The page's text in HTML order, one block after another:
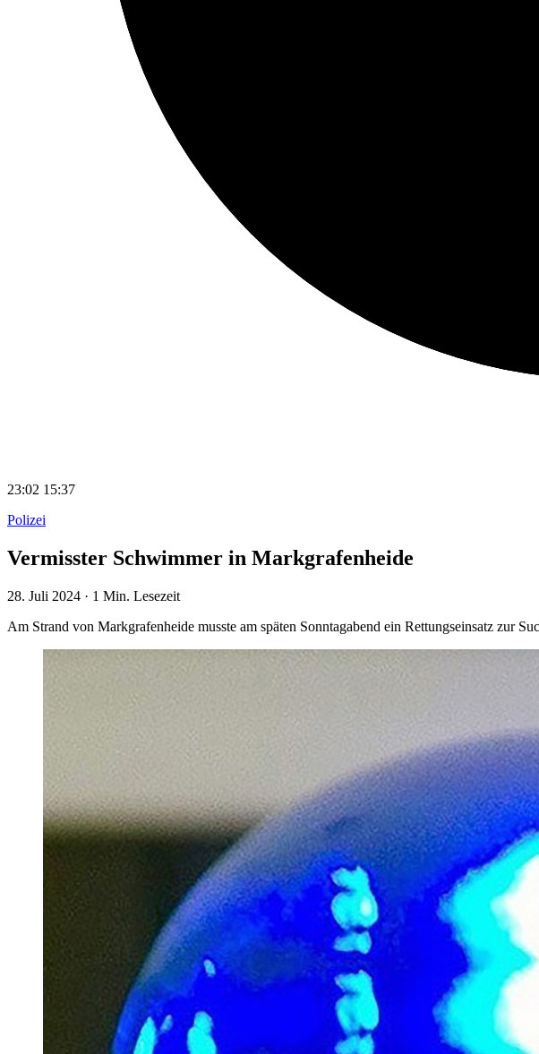
23:02 15:37
Polizei
Vermisster Schwimmer in Markgrafenheide
28. Juli 2024 · 1 Min. Lesezeit
Am Strand von Markgrafenheide musste am späten Sonntagabend ein Rettungseinsatz zur